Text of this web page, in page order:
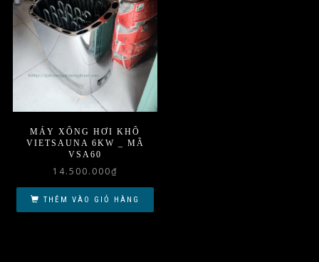
MÁY XÔNG HƠI KHÔ
VIETSAUNA 6KW _ MÃ
VSA60
14.500.000₫
THÊM VÀO GIỎ HÀNG